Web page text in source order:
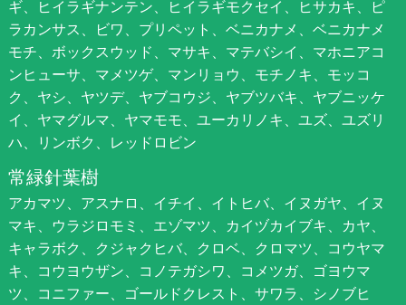
ギ、ヒイラギナンテン、ヒイラギモクセイ、ヒサカキ、ピ
ラカンサス、ビワ、プリペット、ベニカナメ、ベニカナメ
モチ、ボックスウッド、マサキ、マテバシイ、マホニアコ
ンヒューサ、マメツゲ、マンリョウ、モチノキ、モッコ
ク、ヤシ、ヤツデ、ヤブコウジ、ヤブツバキ、ヤブニッケ
イ、ヤマグルマ、ヤマモモ、ユーカリノキ、ユズ、ユズリ
ハ、リンボク、レッドロビン
常緑針葉樹
アカマツ、アスナロ、イチイ、イトヒバ、イヌガヤ、イヌ
マキ、ウラジロモミ、エゾマツ、カイヅカイブキ、カヤ、
キャラボク、クジャクヒバ、クロベ、クロマツ、コウヤマ
キ、コウヨウザン、コノテガシワ、コメツガ、ゴヨウマ
ツ、コニファー、ゴールドクレスト、サワラ、シノブヒ